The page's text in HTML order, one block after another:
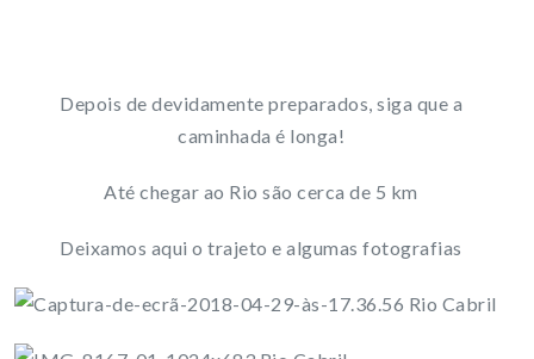
Depois de devidamente preparados, siga que a
caminhada é longa!
Até chegar ao Rio são cerca de 5 km
Deixamos aqui o trajeto e algumas fotografias